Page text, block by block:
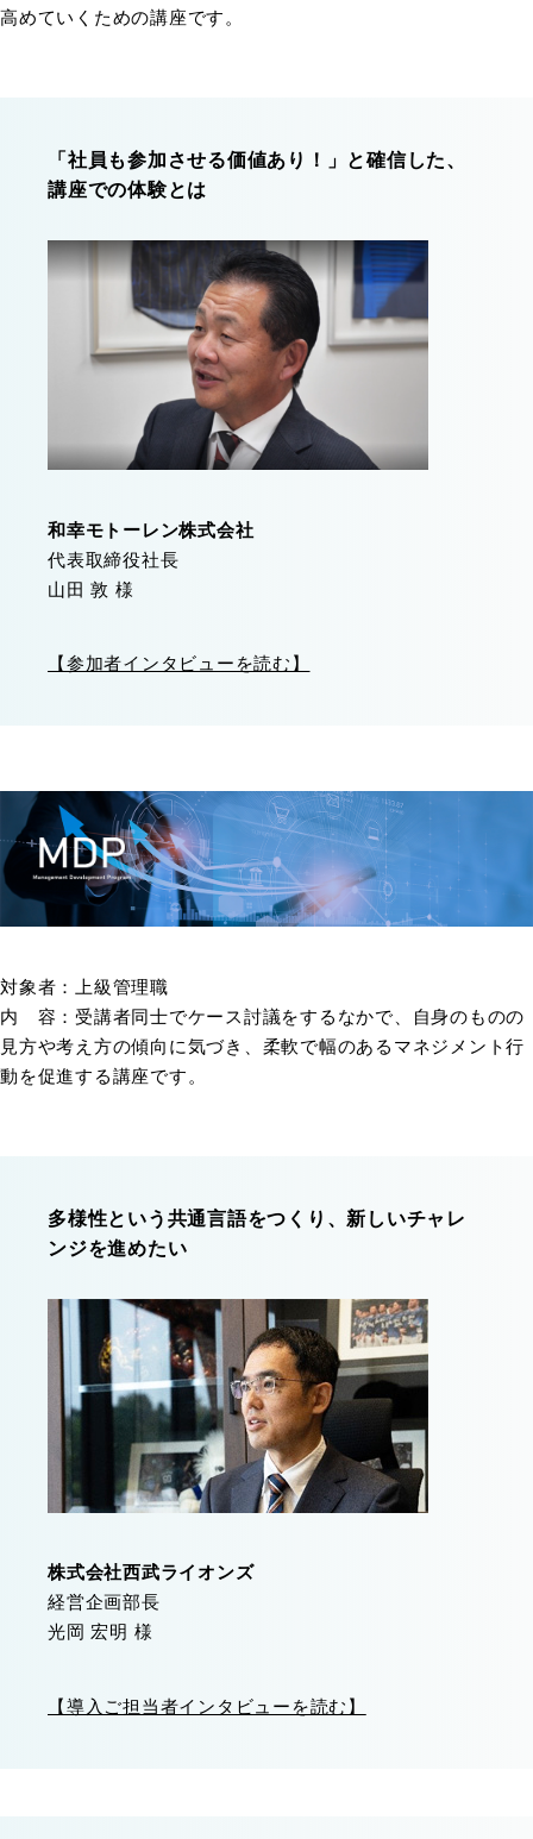
高めていくための講座です。
「社員も参加させる価値あり！」と確信した、
講座での体験とは
和幸モトーレン株式会社
代表取締役社長
山田 敦 様
【参加者インタビューを読む】
対象者：上級管理職
内 容：受講者同士でケース討議をするなかで、自身のものの
見方や考え方の傾向に気づき、柔軟で幅のあるマネジメント行
動を促進する講座です。
多様性という共通言語をつくり、新しいチャレ
ンジを進めたい
株式会社西武ライオンズ
経営企画部長
光岡 宏明 様
【導入ご担当者インタビューを読む】